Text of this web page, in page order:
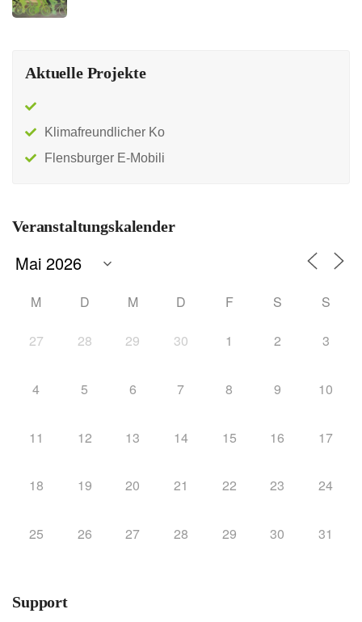
Aktuelle Projekte
Klimafreundlicher Ko
Flensburger E-Mobili
Veranstaltungskalender
M D M D F S S
27 28 29 30 1 2 3
4 5 6 7 8 9 10
11 12 13 14 15 16 17
18 19 20 21 22 23 24
25 26 27 28 29 30 31
Support